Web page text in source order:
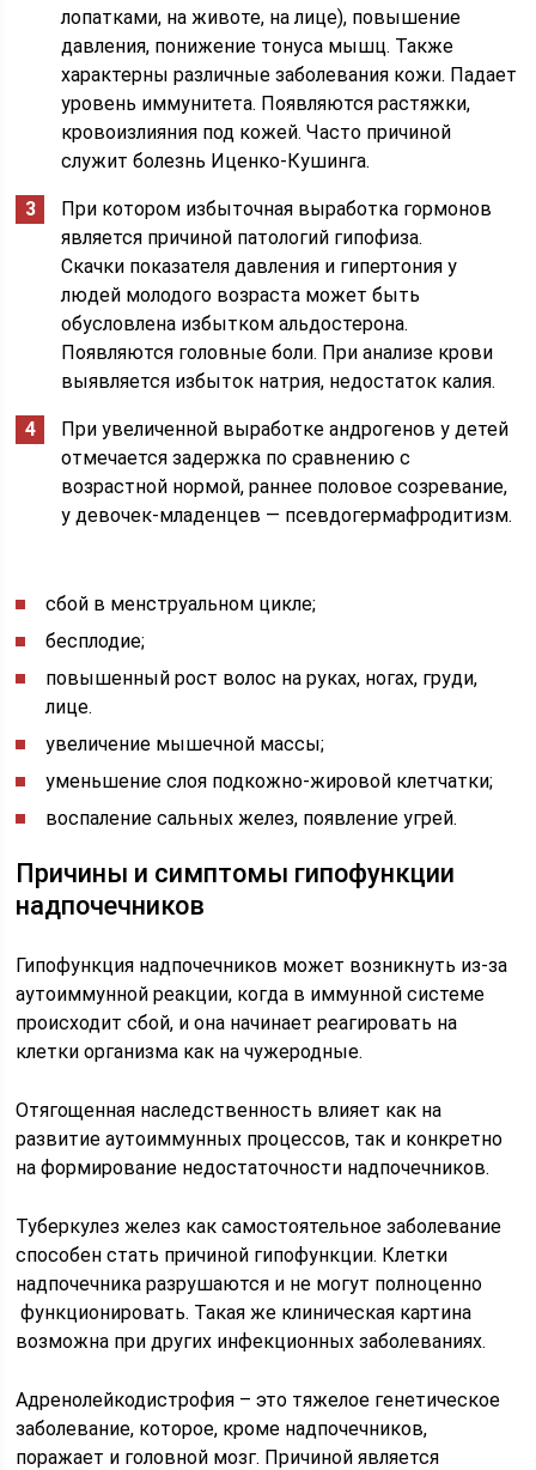
лопатками, на животе, на лице), повышение
давления, понижение тонуса мышц. Также
характерны различные заболевания кожи. Падает
уровень иммунитета. Появляются растяжки,
кровоизлияния под кожей. Часто причиной
служит болезнь Иценко-Кушинга.
При котором избыточная выработка гормонов
является причиной патологий гипофиза.
Скачки показателя давления и гипертония у
людей молодого возраста может быть
обусловлена избытком альдостерона.
Появляются головные боли. При анализе крови
выявляется избыток натрия, недостаток калия.
При увеличенной выработке андрогенов у детей
отмечается задержка по сравнению с
возрастной нормой, раннее половое созревание,
у девочек-младенцев — псевдогермафродитизм.
сбой в менструальном цикле;
бесплодие;
повышенный рост волос на руках, ногах, груди,
лице.
увеличение мышечной массы;
уменьшение слоя подкожно-жировой клетчатки;
воспаление сальных желез, появление угрей.
Причины и симптомы гипофункции
надпочечников
Гипофункция надпочечников может возникнуть из-за
аутоиммунной реакции, когда в иммунной системе
происходит сбой, и она начинает реагировать на
клетки организма как на чужеродные.
Отягощенная наследственность влияет как на
развитие аутоиммунных процессов, так и конкретно
на формирование недостаточности надпочечников.
Туберкулез желез как самостоятельное заболевание
способен стать причиной гипофункции. Клетки
надпочечника разрушаются и не могут полноценно
функционировать. Такая же клиническая картина
возможна при других инфекционных заболеваниях.
Адренолейкодистрофия – это тяжелое генетическое
заболевание, которое, кроме надпочечников,
поражает и головной мозг. Причиной является